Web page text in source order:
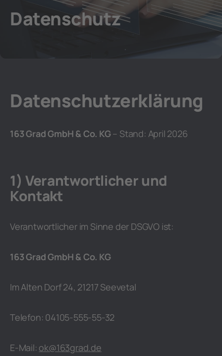
Datenschutz
Datenschutzerklärung
163 Grad GmbH & Co. KG– Stand: April 2026
1) Verantwortlicher und
Kontakt
Verantwortlicher im Sinne der DSGVO ist:
163 Grad GmbH & Co. KG
Im Alten Dorf 24, 21217 Seevetal
Telefon: 04105-555-55-32
E-Mail: ok@163grad.de